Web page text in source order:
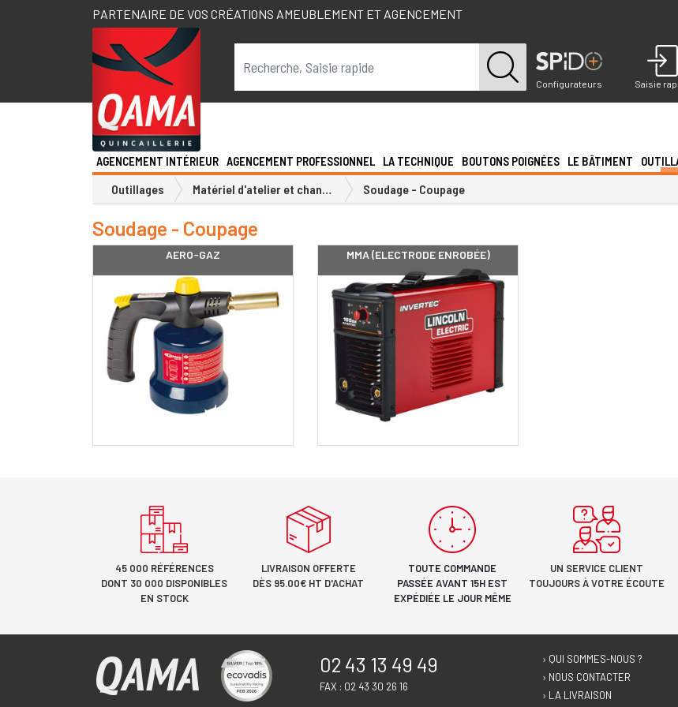
PARTENAIRE DE VOS CRÉATIONS AMEUBLEMENT ET AGENCEMENT
Configurateurs Saisie
AGENCEMENT INTÉRIEUR AGENCEMENT PROFESSIONNEL LA TECHNIQUE BOUTONS POIGNÉES LE BÂTIMENT
Outillages Matériel d'atelier et chantier Soudage - Coupage
Soudage - Coupage
AERO-GAZ MMA (ELECTRODE ENROBÉE)
45 000 RÉFÉRENCES
DONT 30 000 DISPONIBLES
EN STOCK
LIVRAISON OFFERTE
DÈS 95.00€ HT D'ACHAT
TOUTE COMMANDE
PASSÉE AVANT 15H EST
EXPÉDIÉE LE JOUR MÊME
UN SERVICE CLIENT
TOUJOURS À VOTRE ÉCOUTE
02 43 13 49 49
FAX : 02 43 30 26 16
› QUI SOMMES-NOUS ?
› NOUS CONTACTER
› LA LIVRAISON